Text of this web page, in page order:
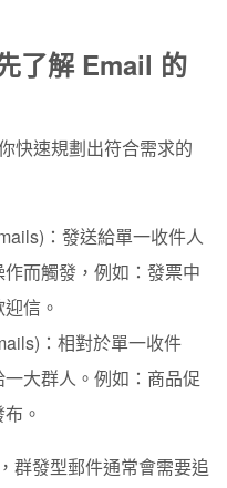
了解 Email 的
快速規劃出符合需求的
： 發送給單一收件人
而觸發，例如：發票中
信。
： 相對於單一收件
大群人。例如：商品促
。
群發型郵件通常會需要追